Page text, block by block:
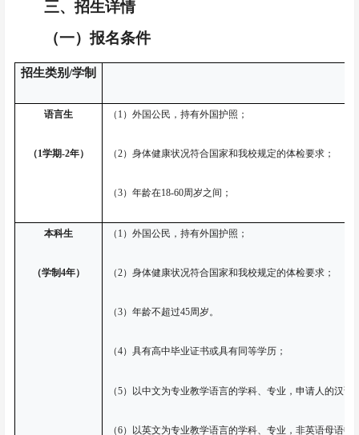
三、招生详情
（一）报名条件
招生类别/学制
语言生
（1学期-2年）
（ 1）外国公民，持有外国护照；
（2）身体健康状况符合国家和我校规定的体检要求；
（3）年龄在18-60周岁之间；
本科生
（学制4年）
（ 1）外国公民，持有外国护照；
（2）身体健康状况符合国家和我校规定的体检要求；
（3）年龄不超过45周岁。
（4）具有高中毕业证书或具有同等学历；
（5）以中文为专业教学语言的学科、专业，申请人的汉语
（6）以英文为专业教学语言的学科、专业，非英语母语申